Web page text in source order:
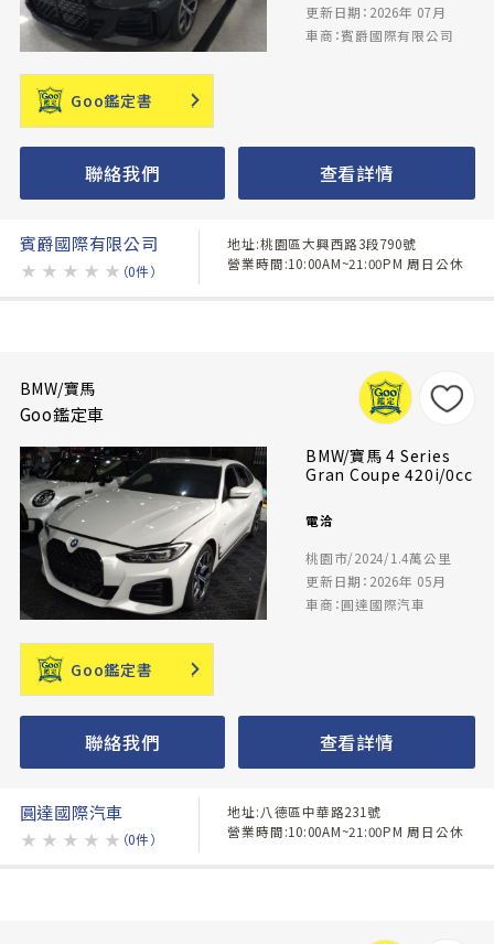
更新日期：2026年 07月
車商：賓爵國際有限公司
Goo鑑定書
聯絡我們 查看詳情
賓爵國際有限公司
★ ★ ★ ★ ★ （0件）
地址:桃園區大興西路3段790號
營業時間:10:00AM~21:00PM 周日公休
BMW/寶馬
Goo鑑定車
BMW/寶馬 4 Series
Gran Coupe 420i/0cc
電洽
桃園市/2024/1.4萬公里
更新日期：2026年 05月
車商：圓達國際汽車
Goo鑑定書
聯絡我們 查看詳情
圓達國際汽車
★ ★ ★ ★ ★ （0件）
地址:八德區中華路231號
營業時間:10:00AM~21:00PM 周日公休